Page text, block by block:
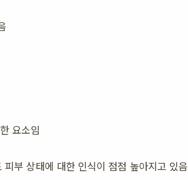
요소임
부 상태에 대한 인식이 점점 높아지고 있음